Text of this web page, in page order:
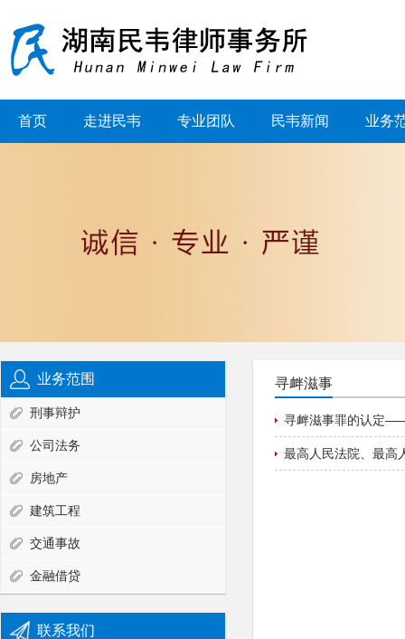
首页 走进民韦 专业团队 民韦新闻 业务
业务范围
刑事辩护
公司法务
房地产
建筑工程
交通事故
金融借贷
联系我们
寻衅滋事
寻衅滋事罪的认定
最高人民法院、最高